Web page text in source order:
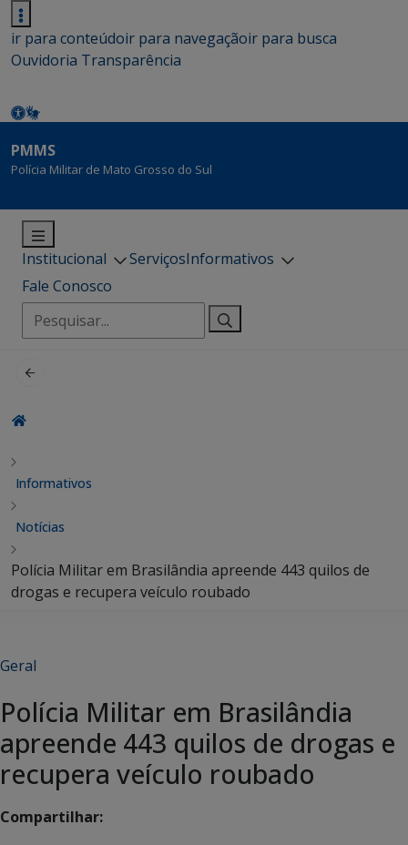
ir para conteúdoir para navegaçãoir para busca
Ouvidoria Transparência
PMMS
Polícia Militar de Mato Grosso do Sul
Institucional ServiçosInformativos
Fale Conosco
Pesquisar
por:
Informativos
Notícias
Polícia Militar em Brasilândia apreende 443 quilos de
drogas e recupera veículo roubado
Geral
Polícia Militar em Brasilândia
apreende 443 quilos de drogas e
recupera veículo roubado
Compartilhar: